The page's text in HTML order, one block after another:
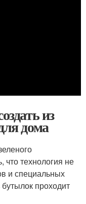
из
дома
что технология не
и специальных
проходит